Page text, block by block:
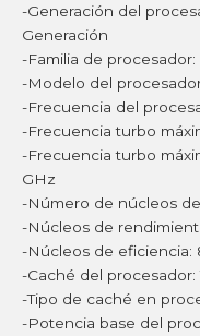
-Generación del
Generación
-Familia de
-Modelo del
-Frecuencia del
-Frecuencia turbo
-Frecuencia turbo
GHz
-Número de núcleos
-Núcleos de
-Núcleos de eficiencia:
-Caché del procesador:
-Tipo de caché en
-Potencia base del